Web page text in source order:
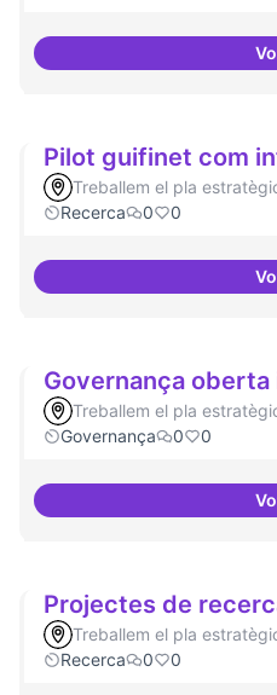
Pilot guifinet com
Treballem el pla
Recerca
0 0
Governança
Treballem el pla
Governança
0 0
Projectes de
Treballem el pla
Recerca
0 0